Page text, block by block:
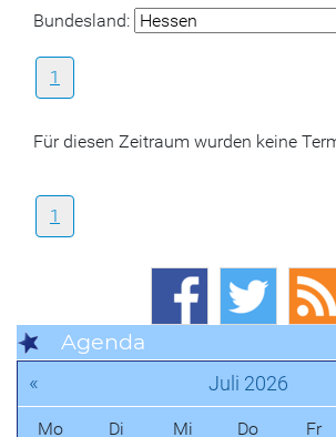
Bundesland:
1
Für diesen Zeitraum wurden keine
1
Agenda
« Juli 2026
Mo Di Mi Do Fr